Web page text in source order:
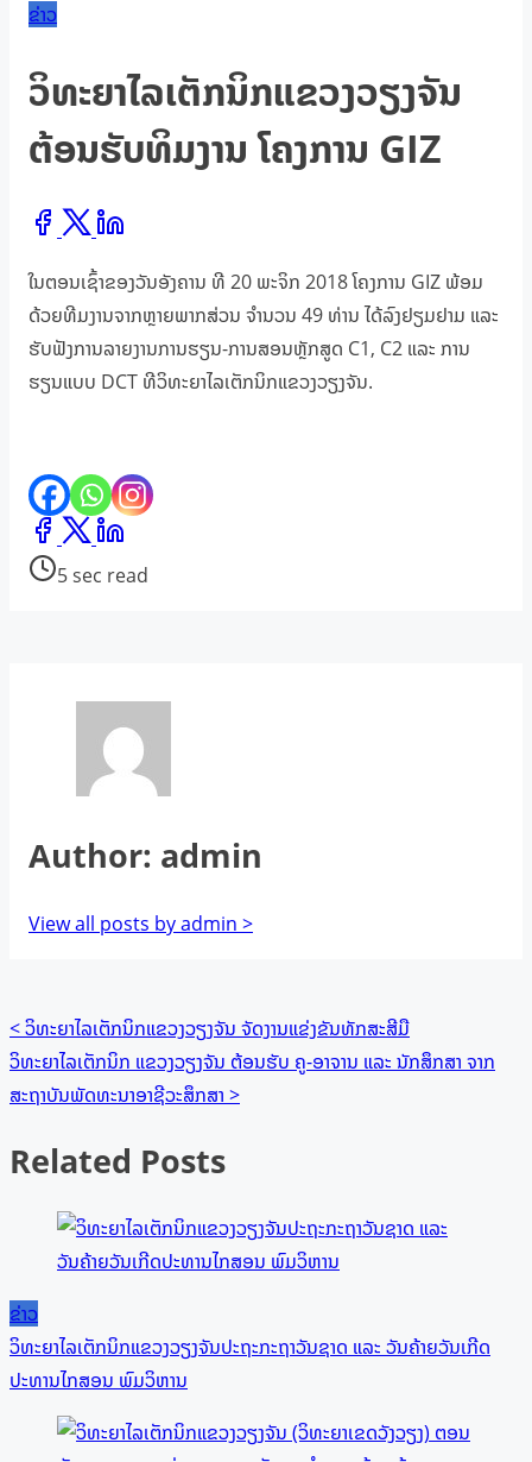
ຂ່າວ
ວິທະຍາໄລເຕັກນິກແຂວງວຽງຈັນ
ຕ້ອນຮັບທິມງານ ໂຄງການ GIZ
Share
post
on:
ໃນຕອນເຊົ້າຂອງວັນອັງຄານ ທີ 20 ພະຈິກ 2018 ໂຄງການ GIZ ພ້ອມ
ດ້ວຍທີມງານຈາກຫຼາຍພາກສ່ວນ ຈຳນວນ 49 ທ່ານ ໄດ້ລົງຢຽມຢາມ ແລະ
ຮັບຟັງການລາຍງານການຮຽນ-ການສອນຫຼັກສູດ C1, C2 ແລະ ການ
ຮຽນແບບ DCT ທີວິທະຍາໄລເຕັກນິກແຂວງວຽງຈັນ.
Share
this
Post5 sec read
Author: admin
View all posts by admin >
Posts
navigation
<ວິທະຍາໄລເຕັກນິກແຂວງວຽງຈັນ ຈັດງານແຂ່ງຂັນທັກສະສີມື
ວິທະຍາໄລເຕັກນິກ ແຂວງວຽງຈັນ ຕ້ອນຮັບ ຄູ-ອາຈານ ແລະ ນັກສຶກສາ ຈາກ
ສະຖາບັນພັດທະນາອາຊີວະສຶກສາ >
Related Posts
ຂ່າວ
ວິທະຍາໄລເຕັກນິກແຂວງວຽງຈັນປະຖະກະຖາວັນຊາດ ແລະ ວັນຄ້າຍວັນເກີດ
ປະທານໄກສອນ ພົມວິຫານ